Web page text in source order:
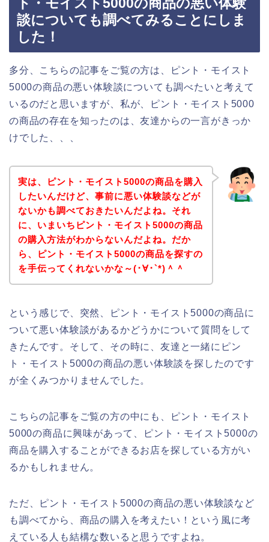
談についても調べてみることにしま
した！
多分、こちらの記事をご覧の方は、ピント・モイスト
5000の商品の悪い体験談についても調べたいと考えて
いるのだと思いますが、私が、ピント・モイスト5000
の商品の存在を知ったのは、友達からの一言がきっか
けでした、、、
実は、ピント・モイスト5000の商品を購入
したいんだけど、事前に悪い体験談などが
ないかも調べておきたいんだよね。それ
に、いまいちピント・モイスト5000の商品
の購入方法がわからないんだよね。だか
ら、ピント・モイスト5000の商品を探すの
を手伝ってくれないかな～(･∀･`*)＾＾
という感じで、突然、ピント・モイスト5000の商品に
ついて悪い体験談があるかどうかについて質問をして
きたんです。そして、その時に、友達と一緒にピン
ト・モイスト5000の商品の悪い体験談を探したのです
が全くみつかりませんでした。
こちらの記事をご覧の方の中にも、ピント・モイスト
5000の商品に興味があって、ピント・モイスト5000の
商品を購入することができるお店を探している方がい
るかもしれません。
ただ、ピント・モイスト5000の商品の悪い体験談など
も調べてから、商品の購入を考えたい！という風に考
えている人も結構な数いると思うですよね。